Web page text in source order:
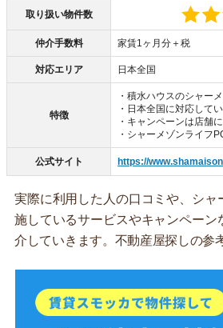
取り扱い物件数
仲介手数料 家賃1ヶ月分＋税
対応エリア 日本全国
特徴
・積水ハウスのシャー
・日本全国に対応して
・キャンペーンは店舗
・シャーメゾンライフ
公式サイト https://
実際に利用した人の口コミや、シャ
施しているサービスやキャンペーン
介していきます。不動産屋探しの参